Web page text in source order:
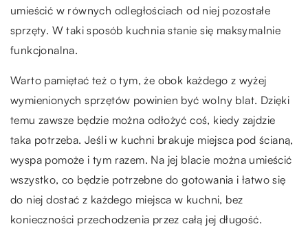
umieścić w równych odległościach od niej pozostałe
sprzęty. W taki sposób kuchnia stanie się maksymalnie
funkcjonalna.
Warto pamiętać też o tym, że obok każdego z wyżej
wymienionych sprzętów powinien być wolny blat. Dzięki
temu zawsze będzie można odłożyć coś, kiedy zajdzie
taka potrzeba. Jeśli w kuchni brakuje miejsca pod ścianą,
wyspa pomoże i tym razem. Na jej blacie można umieścić
wszystko, co będzie potrzebne do gotowania i łatwo się
do niej dostać z każdego miejsca w kuchni, bez
konieczności przechodzenia przez całą jej długość.